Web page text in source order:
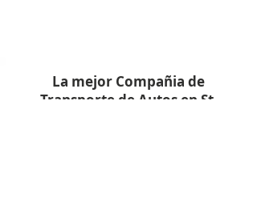
La mejor Compañia de
Transporte de Autos en St.